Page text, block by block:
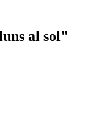
al sol"